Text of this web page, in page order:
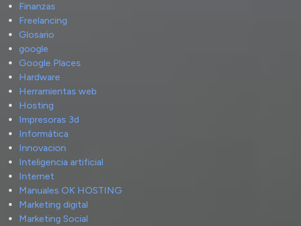
Finanzas
Freelancing
Glosario
google
Google Places
Hardware
Herramientas web
Hosting
Impresoras 3d
Informática
Innovacion
Inteligencia artificial
Internet
Manuales OK HOSTING
Marketing digital
Marketing Social